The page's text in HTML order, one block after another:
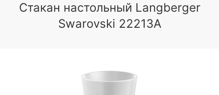
Стакан настольный Langberger
Swarovski 22213A